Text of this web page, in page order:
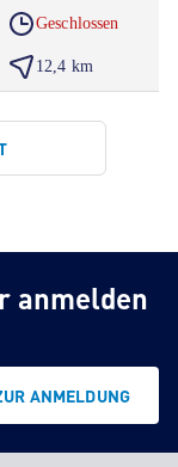
Geschlossen
12,4 km
anmelden
ANMELDUNG